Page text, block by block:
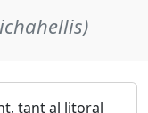
tant al litoral